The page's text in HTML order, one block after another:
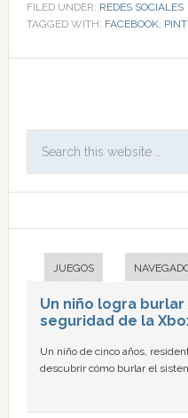
FILED UNDER: REDES SOCIALES
TAGGED WITH: FACEBOOK,
JUEGOS
Un niño logra
seguridad de la
Un niño de cinco años,
descubrir cómo burlar el